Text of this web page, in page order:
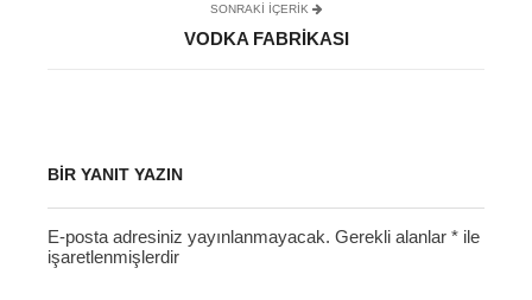
SONRAKI IÇERIK
VODKA FABRIKASI
BIR YANIT YAZIN
E-posta adresiniz yayınlanmayacak. Gerekli alanlar * ile
işaretlenmişlerdir